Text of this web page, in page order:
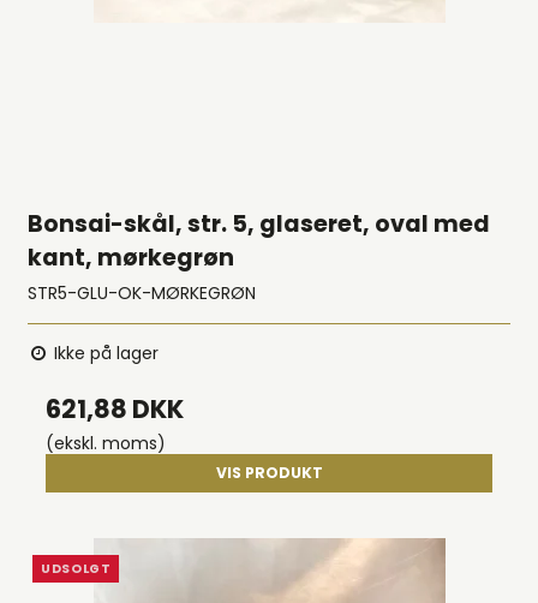
Bonsai-skål, str. 5, glaseret, oval med
kant, mørkegrøn
STR5-GLU-OK-MØRKEGRØN
Ikke på lager
621,88 DKK
(ekskl. moms)
VIS PRODUKT
UDSOLGT